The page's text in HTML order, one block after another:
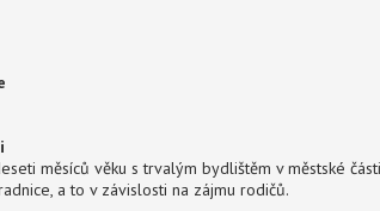
měsíců věku s trvalým bydlištěm v městské
a to v závislosti na zájmu rodičů.